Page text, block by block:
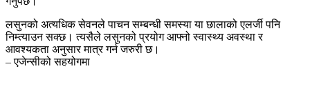
लसुनको अत्यधिक सेवनले पाचन सम्बन्धी समस्या या छालाको एलर्जी पनि
निम्त्याउन सक्छ। त्यसैले लसुनको प्रयोग आफ्नो स्वास्थ्य अवस्था र
आवश्यकता अनुसार मात्र गर्न जरुरी छ।
– एजेन्सीको सहयोगमा